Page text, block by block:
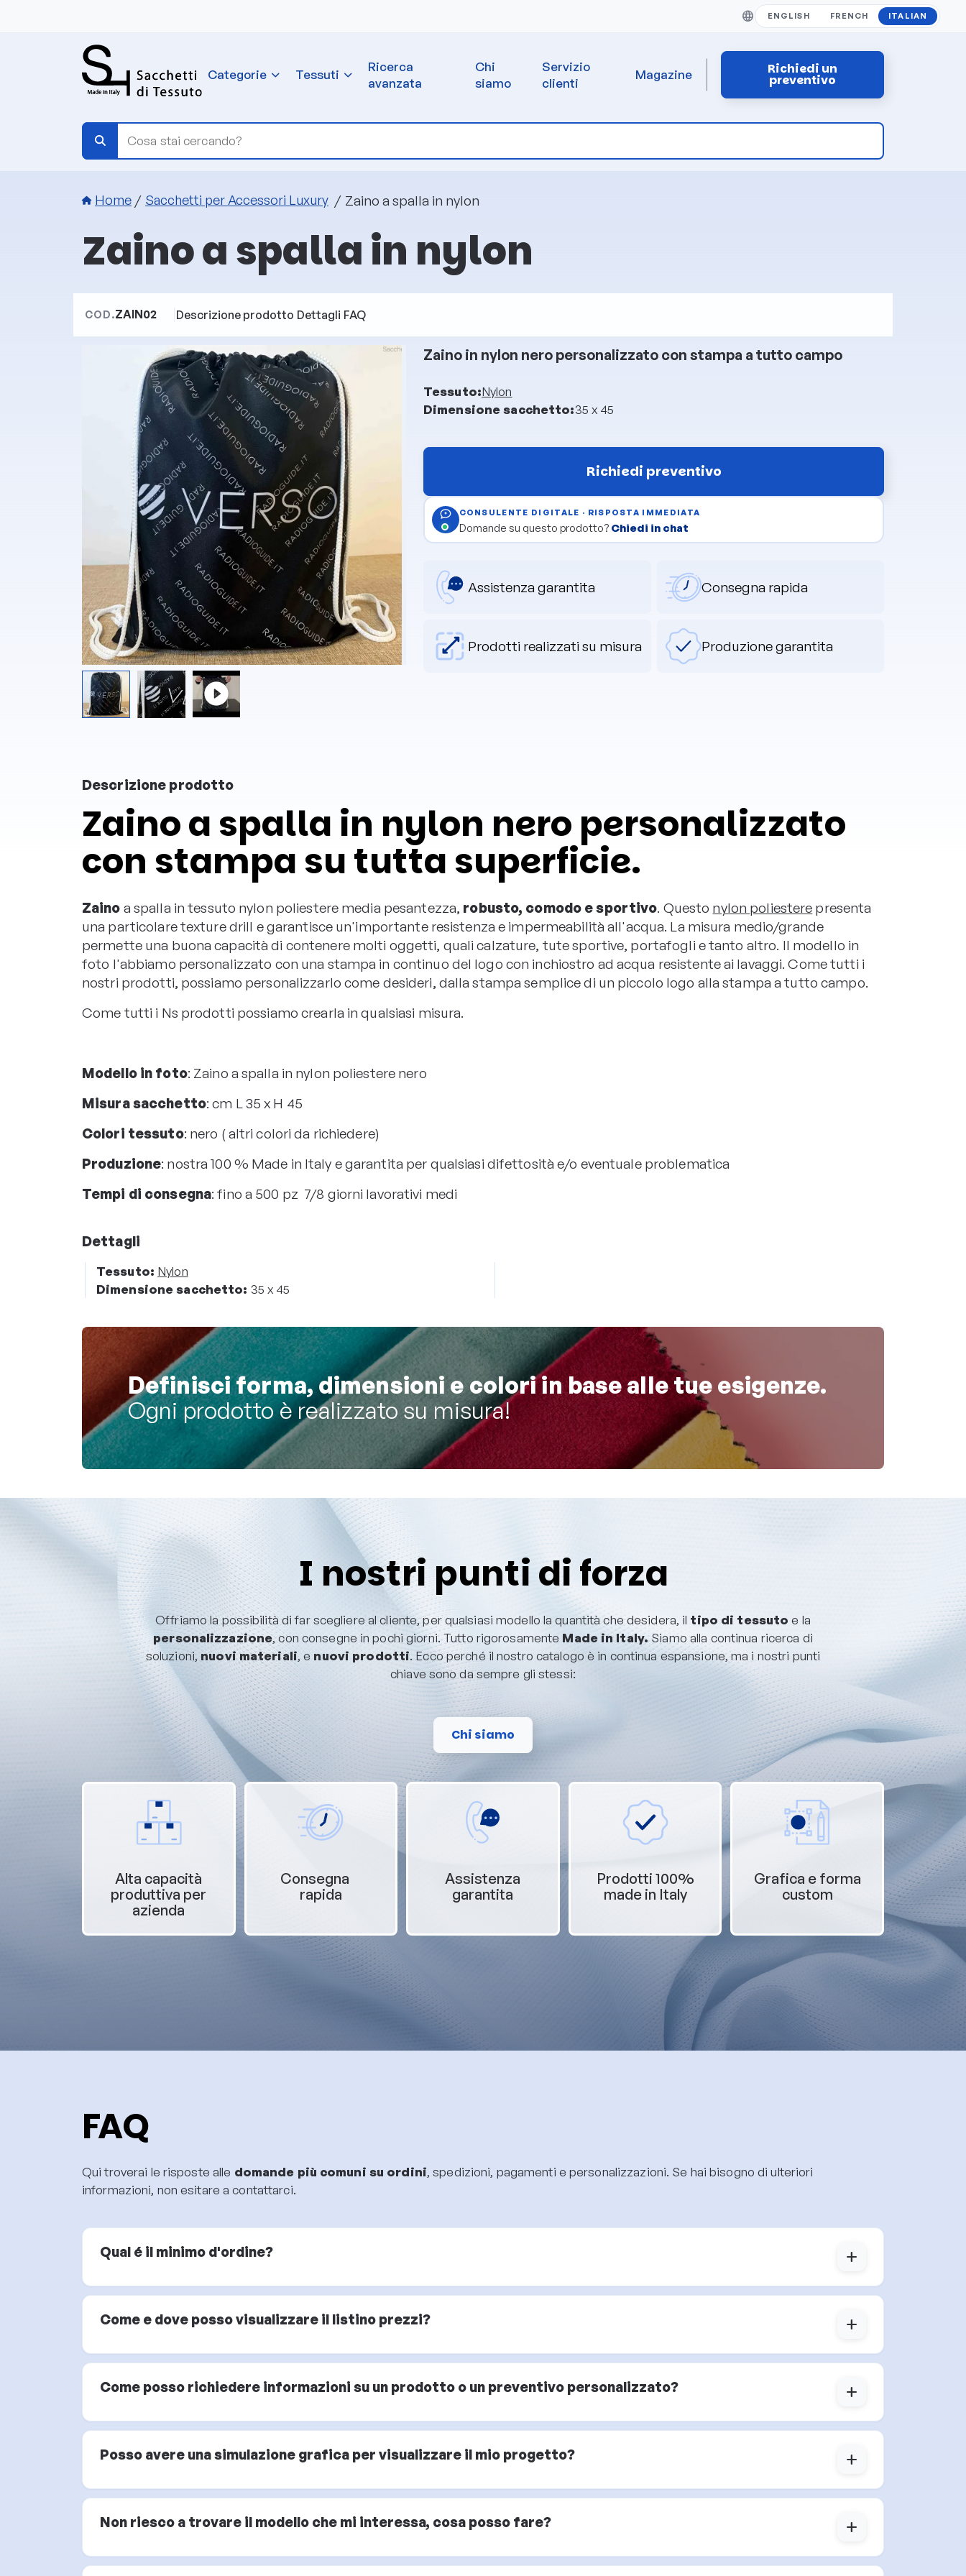
ENGLISH FRENCH ITALIAN
Categorie Tessuti
Ricerca
avanzata
Chi
siamo
Servizio
clienti
Magazine Richiedi un
preventivo
Briciole di pane
Home Sacchetti per Accessori Luxury Zaino a spalla in nylon
Zaino a spalla in nylon
COD.ZAIN02 Descrizione prodotto Dettagli FAQ
Zaino in nylon nero personalizzato con stampa a tutto campo
Tessuto:Nylon
Dimensione sacchetto:35 x 45
Richiedi preventivo
CONSULENTE DIGITALE · RISPOSTA IMMEDIATA
Domande su questo prodotto? Chiedi in chat
Assistenza garantita Consegna rapida
Prodotti realizzati su misura Produzione garantita
Descrizione prodotto
Zaino a spalla in nylon nero personalizzato
con stampa su tutta superficie.
Zaino a spalla in tessuto nylon poliestere media pesantezza, robusto, comodo e sportivo. Questo nylon poliestere presenta
una particolare texture drill e garantisce un'importante resistenza e impermeabilità all'acqua. La misura medio/grande
permette una buona capacità di contenere molti oggetti, quali calzature, tute sportive, portafogli e tanto altro. Il modello in
foto l'abbiamo personalizzato con una stampa in continuo del logo con inchiostro ad acqua resistente ai lavaggi. Come tutti i
nostri prodotti, possiamo personalizzarlo come desideri, dalla stampa semplice di un piccolo logo alla stampa a tutto campo.
Come tutti i Ns prodotti possiamo crearla in qualsiasi misura.
Modello in foto: Zaino a spalla in nylon poliestere nero
Misura sacchetto: cm L 35 x H 45
Colori tessuto: nero ( altri colori da richiedere)
Produzione: nostra 100 % Made in Italy e garantita per qualsiasi difettosità e/o eventuale problematica
Tempi di consegna: fino a 500 pz 7/8 giorni lavorativi medi
Dettagli
Tessuto: Nylon
Dimensione sacchetto: 35 x 45
Definisci forma, dimensioni e colori in base alle tue esigenze.
Ogni prodotto è realizzato su misura!
I nostri punti di forza
Offriamo la possibilità di far scegliere al cliente, per qualsiasi modello la quantità che desidera, il tipo di tessuto e la
personalizzazione, con consegne in pochi giorni. Tutto rigorosamente Made in Italy.Siamo alla continua ricerca di
soluzioni, nuovi materiali, e nuovi prodotti. Ecco perché il nostro catalogo è in continua espansione, ma i nostri punti
chiave sono da sempre gli stessi:
Chi siamo
Alta capacità
produttiva per
azienda
Consegna
rapida
Assistenza
garantita
Prodotti 100%
made in Italy
Grafica e forma
custom
FAQ
Qui troverai le risposte alle domande più comuni su ordini, spedizioni, pagamenti e personalizzazioni. Se hai bisogno di ulteriori
informazioni, non esitare a contattarci.
Qual é il minimo d'ordine? add
Come e dove posso visualizzare il listino prezzi? add
Come posso richiedere informazioni su un prodotto o un preventivo personalizzato? add
Posso avere una simulazione grafica per visualizzare il mio progetto? add
Non riesco a trovare il modello che mi interessa, cosa posso fare? add